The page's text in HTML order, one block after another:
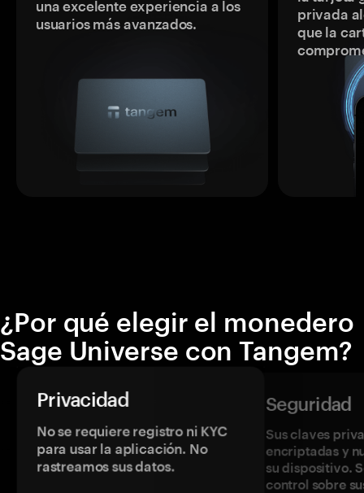
una excelente experiencia a los
usuarios más avanzados.
privada
que la
¿Por qué elegir el monedero
Sage Universe con Tangem?
Privacidad
No se requiere registro ni KYC
para usar la aplicación. No
rastreamos sus datos.
Seguridad
Sus claves
encriptadas y
su dispositivo.
control sobre